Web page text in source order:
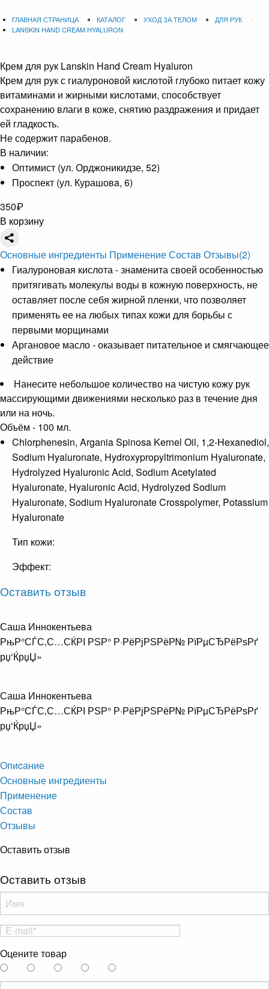
ГЛАВНАЯ СТРАНИЦА КАТАЛОГ УХОД ЗА ТЕЛОМ
ДЛЯ РУК
LANSKIN HAND CREAM HYALURON
Крем для рук Lanskin Hand Cream Hyaluron
Крем для рук с гиалуроновой кислотой глубоко питает кожу
витаминами и жирными кислотами, способствует
сохранению влаги в коже, снятию раздражения и придает
ей гладкость.
Не содержит парабенов.
В наличии:
Оптимист (ул. Орджоникидзе, 52)
Проспект (ул. Курашовa, 6)
350₽
В корзину
Основные ингредиенты ПрименениеСостав Отзывы(2)
Гиалуроновая кислота - знаменита своей особенностью
притягивать молекулы воды в кожную поверхность, не
оставляет после себя жирной пленки, что позволяет
применять ее на любых типах кожи для борьбы с
первыми морщинами
Аргановое масло - оказывает питательное и смягчающее
действие
Нанесите небольшое количество на чистую кожу рук
массирующими движениями несколько раз в течение дня
или на ночь.
Объём - 100 мл.
Chlorphenesin, Argania Spinosa Kernel Oil, 1,2-Hexanediol,
Sodium Hyaluronate, Hydroxypropyltrimonium Hyaluronate,
Hydrolyzed Hyaluronic Acid, Sodium Acetylated
Hyaluronate, Hyaluronic Acid, Hydrolyzed Sodium
Hyaluronate, Sodium Hyaluronate Crosspolymer, Potassium
Hyaluronate
Тип кожи:
Эффект:
Оставить отзыв
Саша Иннокентьева
РњР°СЃС‚С…СЌРІ РЅР° Р·РёРјРЅРёР№ РїРµСЂРёРѕРґ
рџ‘ЌрџЏ»
Саша Иннокентьева
РњР°СЃС‚С…СЌРІ РЅР° Р·РёРјРЅРёР№ РїРµСЂРёРѕРґ
рџ‘ЌрџЏ»
Опиcание
Основные ингредиенты
Применение
Состав
Отзывы
Оставить отзыв
Оставить отзыв
Оцените товар